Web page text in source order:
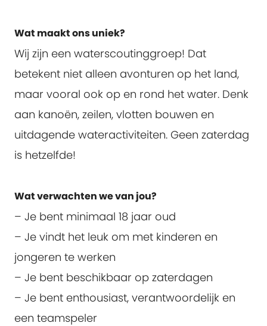
Wat maakt ons uniek?
Wij zijn een waterscoutinggroep! Dat
betekent niet alleen avonturen op het land,
maar vooral ook op en rond het water. Denk
aan kanoën, zeilen, vlotten bouwen en
uitdagende wateractiviteiten. Geen zaterdag
is hetzelfde!
Wat verwachten we van jou?
– Je bent minimaal 18 jaar oud
– Je vindt het leuk om met kinderen en
jongeren te werken
– Je bent beschikbaar op zaterdagen
– Je bent enthousiast, verantwoordelijk en
een teamspeler